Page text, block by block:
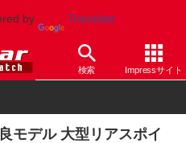
by Translate
検索 Impressサイト
モデル 大型リアスポイ